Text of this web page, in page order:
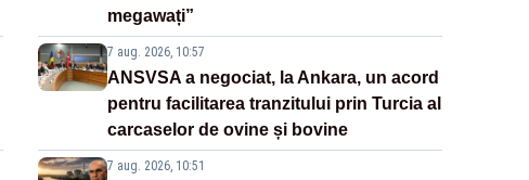
megawați”
7 aug. 2026, 10:57
ANSVSA a negociat, la Ankara, un acord
pentru facilitarea tranzitului prin Turcia al
carcaselor de ovine și bovine
7 aug. 2026, 10:51